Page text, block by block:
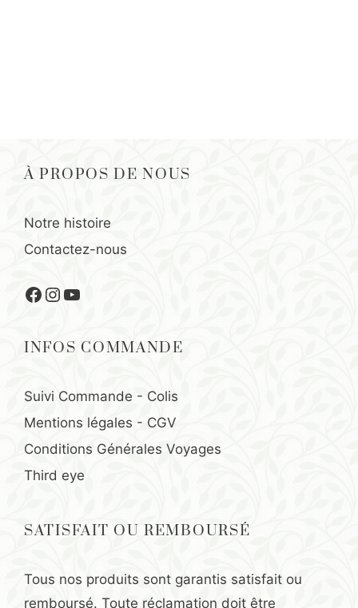
À PROPOS DE NOUS
Notre histoire
Contactez-nous
Facebook
Instagram
YouTube
INFOS COMMANDE
Suivi Commande - Colis
Mentions légales - CGV
Conditions Générales Voyages
Third eye
SATISFAIT OU REMBOURSÉ
Tous nos produits sont garantis satisfait ou
remboursé. Toute réclamation doit être